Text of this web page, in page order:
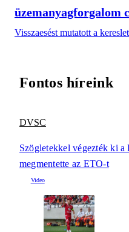
üzemanyagforgalom
Visszaesést mutatott a
Fontos híreink
DVSC
Szögletekkel végezték ki a
megmentette az ETO-t